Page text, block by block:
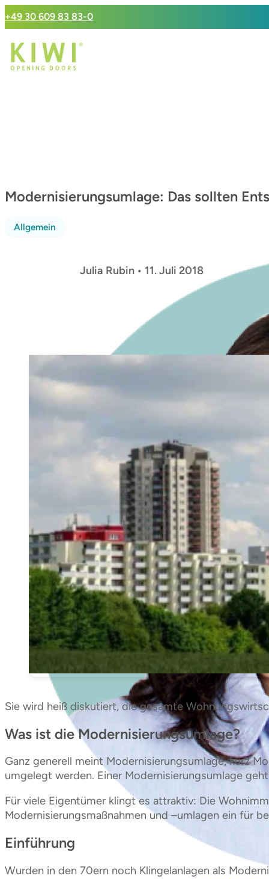
+49 30 609 83 83-0
Modernisierungsumlage: Das sollten
Allgemein
Julia Rubin • 11. Juli 2018
Sie wird heiß diskutiert, die gesamte
Was ist die Modernisierungsumlage?
Ganz generell meint Modernisierungsumlage, kurz
umgelegt werden. Einer Modernisierungsumlage
Für viele Eigentümer klingt es attraktiv: Die
Modernisierungsmaßnahmen und –umlagen ein für
Einführung
Wurden in den 70ern noch Klingelanlagen als